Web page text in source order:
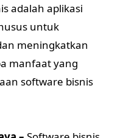
adalah aplikasi
untuk
meningkatkan
manfaat yang
software bisnis